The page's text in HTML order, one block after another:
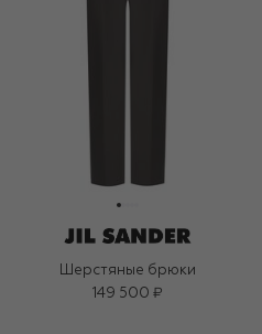
Шерстяные брюки
149 500 ₽